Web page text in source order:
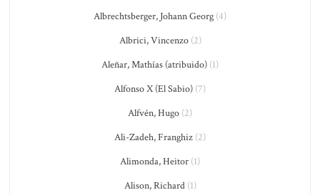
Albrechtsberger, Johann Georg (4)
Albrici, Vincenzo(2)
Aleñar, Mathías (atribuido) (1)
Alfonso X (El Sabio) (7)
Alfvén, Hugo (2)
Ali-Zadeh, Franghiz (2)
Alimonda, Heitor (1)
Alison, Richard(1)